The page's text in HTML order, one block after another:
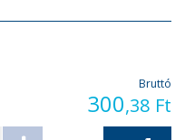
Bruttó
300,38 Ft